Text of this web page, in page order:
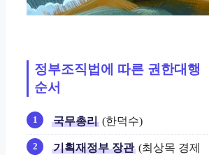
정부조직법에 따른 권한대행
순서
국무총리 (한덕수)
기획재정부 장관 (최상목 경제